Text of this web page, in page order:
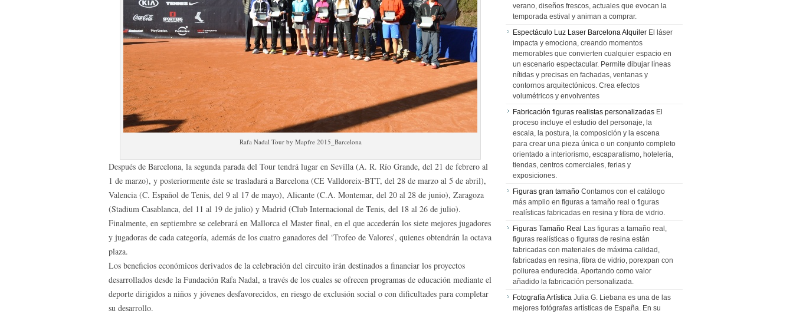
Rafa Nadal Tour by Mapfre 2015_Barcelona
Después de Barcelona, la segunda parada del Tour tendrá lugar en Sevilla (A. R. Río Grande, del 21 de febrero al
1 de marzo), y posteriormente éste se trasladará a Barcelona (CE Valldoreix-BTT, del 28 de marzo al 5 de abril),
Valencia (C. Español de Tenis, del 9 al 17 de mayo), Alicante (C.A. Montemar, del 20 al 28 de junio), Zaragoza
(Stadium Casablanca, del 11 al 19 de julio) y Madrid (Club Internacional de Tenis, del 18 al 26 de julio).
Finalmente, en septiembre se celebrará en Mallorca el Master final, en el que accederán los siete mejores jugadores
y jugadoras de cada categoría, además de los cuatro ganadores del ‘Trofeo de Valores’, quienes obtendrán la octava
plaza.
Los beneficios económicos derivados de la celebración del circuito irán destinados a financiar los proyectos
desarrollados desde la Fundación Rafa Nadal, a través de los cuales se ofrecen programas de educación mediante el
deporte dirigidos a niños y jóvenes desfavorecidos, en riesgo de exclusión social o con dificultades para completar
su desarrollo.
verano, diseños frescos, actuales que evocan la
temporada estival y animan a comprar.
Espectáculo Luz Laser Barcelona Alquiler El láser
impacta y emociona, creando momentos
memorables que convierten cualquier espacio en
un escenario espectacular. Permite dibujar líneas
nítidas y precisas en fachadas, ventanas y
contornos arquitectónicos. Crea efectos
volumétricos y envolventes
Fabricación figuras realistas personalizadas El
proceso incluye el estudio del personaje, la
escala, la postura, la composición y la escena
para crear una pieza única o un conjunto completo
orientado a interiorismo, escaparatismo, hotelería,
tiendas, centros comerciales, ferias y
exposiciones.
Figuras gran tamaño Contamos con el catálogo
más amplio en figuras a tamaño real o figuras
realísticas fabricadas en resina y fibra de vidrio.
Figuras Tamaño Real Las figuras a tamaño real,
figuras realísticas o figuras de resina están
fabricadas con materiales de máxima calidad,
fabricadas en resina, fibra de vidrio, porexpan con
poliurea endurecida. Aportando como valor
añadido la fabricación personalizada.
Fotografía Artística Julia G. Liebana es una de las
mejores fotógrafas artísticas de España. En su